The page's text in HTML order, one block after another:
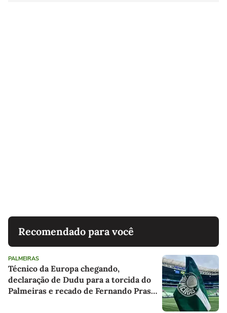
Recomendado para você
PALMEIRAS
Técnico da Europa chegando,
declaração de Dudu para a torcida do
Palmeiras e recado de Fernando Prass